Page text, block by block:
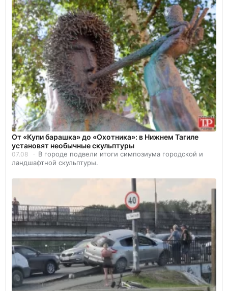
От «Купи барашка» до «Охотника»: в Нижнем Тагиле
установят необычные скульптуры
07.08
В городе подвели итоги симпозиума городской и
ландшафтной скульптуры.